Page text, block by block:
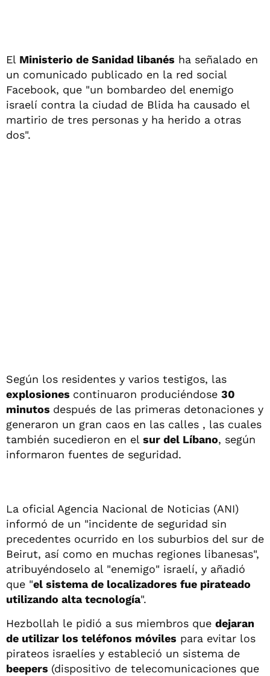
El Ministerio de Sanidad libanés ha señalado en
un comunicado publicado en la red social
Facebook, que "un bombardeo del enemigo
israelí contra la ciudad de Blida ha causado el
martirio de tres personas y ha herido a otras
dos".
Según los residentes y varios testigos, las
explosiones continuaron produciéndose 30
minutos después de las primeras detonaciones y
generaron un gran caos en las calles , las cuales
también sucedieron en el sur del Líbano, según
informaron fuentes de seguridad.
La oficial Agencia Nacional de Noticias (ANI)
informó de un "incidente de seguridad sin
precedentes ocurrido en los suburbios del sur de
Beirut, así como en muchas regiones libanesas",
atribuyéndoselo al "enemigo" israelí, y añadió
que "el sistema de localizadores fue pirateado
utilizando alta tecnología".
Hezbollah le pidió a sus miembros que dejaran
de utilizar los teléfonos móviles para evitar los
pirateos israelíes y estableció un sistema de
beepers (dispositivo de telecomunicaciones que